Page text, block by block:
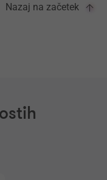
Nazaj na začetek